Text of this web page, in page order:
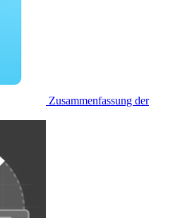
Zusammenfassung der